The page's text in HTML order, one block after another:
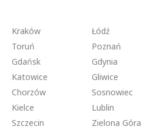
Kraków Łódź
Toruń
Poznań
Gdańsk
Gdynia
Katowice
Gliwice
Chorzów
Sosnowiec
Kielce
Lublin
Szczecin
Zielona Góra